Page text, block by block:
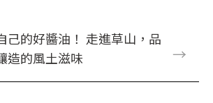
己的好醬油！ 走進草山，品
造的風土滋味
→